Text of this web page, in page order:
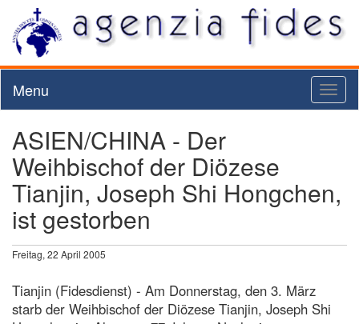
Menu
ASIEN/CHINA - Der
Weihbischof der Diözese
Tianjin, Joseph Shi Hongchen,
ist gestorben
Freitag, 22 April 2005
Tianjin (Fidesdienst) - Am Donnerstag, den 3. März
starb der Weihbischof der Diözese Tianjin, Joseph Shi